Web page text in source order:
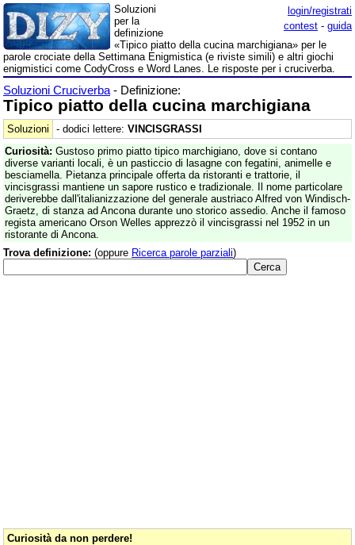
login/registrati
contest - guida
Soluzioni
per la
definizione
«Tipico piatto della cucina marchigiana» per le
parole crociate della Settimana Enigmistica (e riviste simili) e altri giochi
enigmistici come CodyCross e Word Lanes. Le risposte per i cruciverba.
Soluzioni Cruciverba - Definizione:
Tipico piatto della cucina marchigiana
Soluzioni - dodici lettere: VINCISGRASSI
Curiosità: Gustoso primo piatto tipico marchigiano, dove si contano
diverse varianti locali, è un pasticcio di lasagne con fegatini, animelle e
besciamella. Pietanza principale offerta da ristoranti e trattorie, il
vincisgrassi mantiene un sapore rustico e tradizionale. Il nome particolare
deriverebbe dall'italianizzazione del generale austriaco Alfred von Windisch-
Graetz, di stanza ad Ancona durante uno storico assedio. Anche il famoso
regista americano Orson Welles apprezzò il vincisgrassi nel 1952 in un
ristorante di Ancona.
Trova definizione: (oppure Ricerca parole parziali)
Curiosità da non perdere!